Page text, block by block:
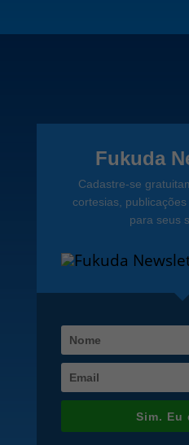
Fukuda
Cadastre-se
cortesias,
para seus
Sim. Eu